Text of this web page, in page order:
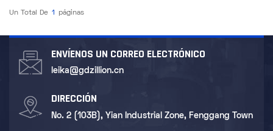
Un Total De 1 Páginas
ENVÍENOS UN CORREO ELECTRÓNICO
leika@gdzillion.cn
DIRECCIÓN
No. 2 (103B), Yian Industrial Zone, Fenggang Town